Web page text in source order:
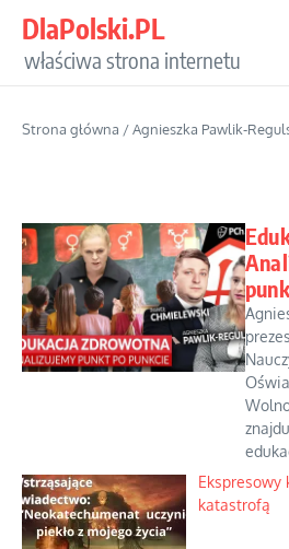
DlaPolski.PL
właściwa strona internetu
Strona główna /Agnieszka Pawlik-
Ekspresowy
katastrofą